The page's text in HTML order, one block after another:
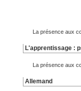
La présence aux
L'apprentissage :
La présence aux
Allemand